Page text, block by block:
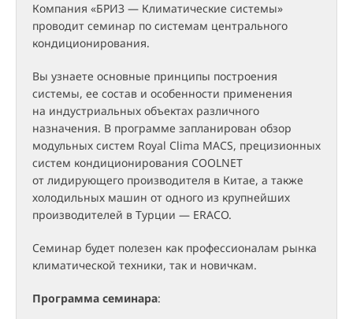
Компания «БРИЗ — Климатические системы»
проводит семинар по системам центрального
кондиционирования.
Вы узнаете основные принципы построения
системы, ее состав и особенности применения
на индустриальных объектах различного
назначения. В программе запланирован обзор
модульных систем Royal Clima MACS, прецизионных
систем кондиционирования COOLNET
от лидирующего производителя в Китае, а также
холодильных машин от одного из крупнейших
производителей в Турции — ERACO.
Семинар будет полезен как профессионалам рынка
климатической техники, так и новичкам.
Программа семинара: